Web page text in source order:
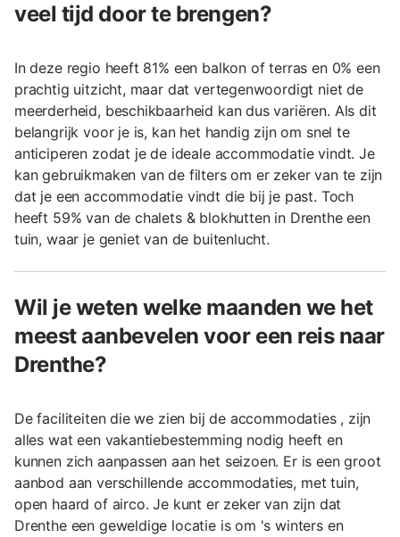
veel tijd door te brengen?
In deze regio heeft 81% een balkon of terras en 0% een
prachtig uitzicht, maar dat vertegenwoordigt niet de
meerderheid, beschikbaarheid kan dus variëren. Als dit
belangrijk voor je is, kan het handig zijn om snel te
anticiperen zodat je de ideale accommodatie vindt. Je
kan gebruikmaken van de filters om er zeker van te zijn
dat je een accommodatie vindt die bij je past. Toch
heeft 59% van de chalets & blokhutten in Drenthe een
tuin, waar je geniet van de buitenlucht.
Wil je weten welke maanden we het
meest aanbevelen voor een reis naar
Drenthe?
De faciliteiten die we zien bij de accommodaties , zijn
alles wat een vakantiebestemming nodig heeft en
kunnen zich aanpassen aan het seizoen. Er is een groot
aanbod aan verschillende accommodaties, met tuin,
open haard of airco. Je kunt er zeker van zijn dat
Drenthe een geweldige locatie is om 's winters en